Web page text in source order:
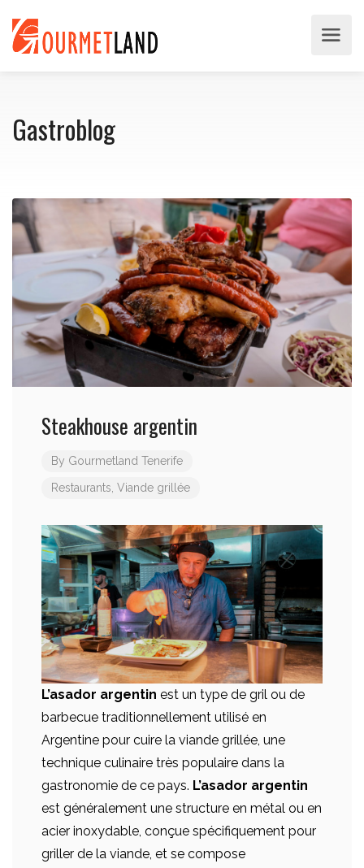
Gastroblog
Steakhouse argentin
By Gourmetland Tenerife
Restaurants, Viande grillée
L’asador argentin est un type de gril ou de
barbecue traditionnellement utilisé en
Argentine pour cuire la viande grillée, une
technique culinaire très populaire dans la
gastronomie de ce pays. L’asador argentin
est généralement une structure en métal ou en
acier inoxydable, conçue spécifiquement pour
griller de la viande, et se compose